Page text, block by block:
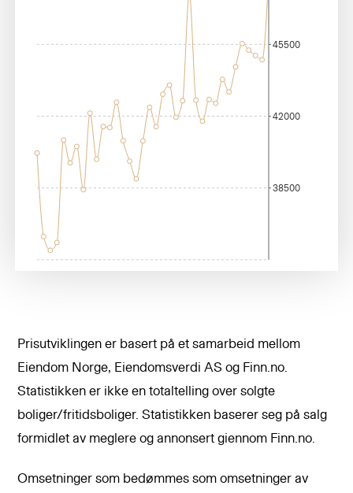
38500
42000
45500
Prisutviklingen er basert på et samarbeid mellom
Eiendom Norge, Eiendomsverdi AS og Finn.no.
Statistikken er ikke en totaltelling over solgte
boliger/fritidsboliger. Statistikken baserer seg på salg
formidlet av meglere og annonsert giennom Finn.no.
Omsetninger som bedømmes som omsetninger av